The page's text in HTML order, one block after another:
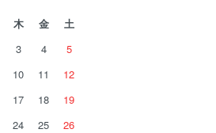
木 金
土
3 4
5
10 11
12
17 18
19
24 25
26